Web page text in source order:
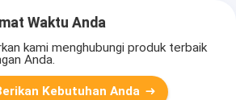
Waktu Anda
kami menghubungi produk terbaik
Anda.
Kebutuhan Anda